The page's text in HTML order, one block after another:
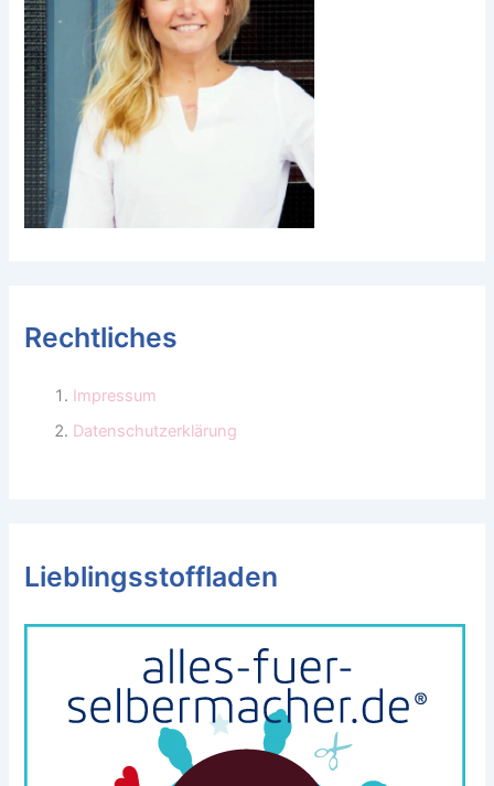
Rechtliches
Impressum
Datenschutzerklärung
Lieblingsstoffladen